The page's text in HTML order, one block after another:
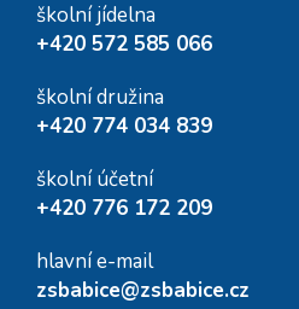
školní jídelna
+420 572 585 066
školní družina
+420 774 034 839
školní účetní
+420 776 172 209
hlavní e-mail
zsbabice@zsbabice.cz